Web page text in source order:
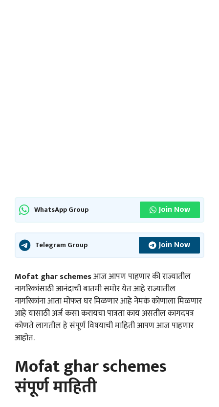
WhatsApp Group Join Now
Telegram Group Join Now
Mofat ghar schemesआज आपण पाहणार की राज्यातील
नागरिकांसाठी आनंदाची बातमी समोर येत आहे राज्यातील
नागरिकांना आता मोफत घर मिळणार आहे नेमकं कोणाला मिळणार
आहे यासाठी अर्ज कसा करायचा पात्रता काय असतील कागदपत्र
कोणते लागतील हे संपूर्ण विषयाची माहिती आपण आज पाहणार
आहोत.
Mofat ghar schemes
संपूर्ण माहिती